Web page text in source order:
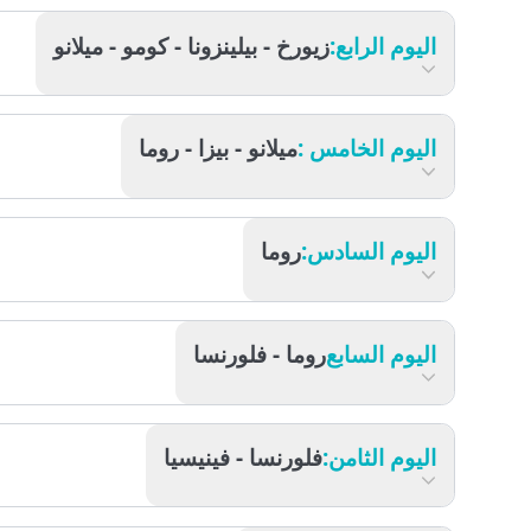
اليوم الثالث:
اليوم الرابع: زيورخ - بيلينزونا - كومو - ميلانو
اليوم الخامس : ميلانو - بيزا - روما
اليوم السادس:روما
اليوم السابعروما - فلورنسا